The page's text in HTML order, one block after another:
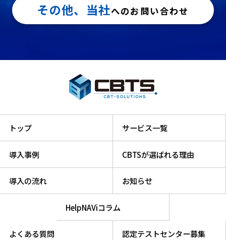
その他、当社へのお問い合わせ
トップ サービス一覧
導入事例 CBTSが選ばれる理由
導入の流れ お知らせ
HelpNAViコラム
よくある質問 認定テストセンター募集